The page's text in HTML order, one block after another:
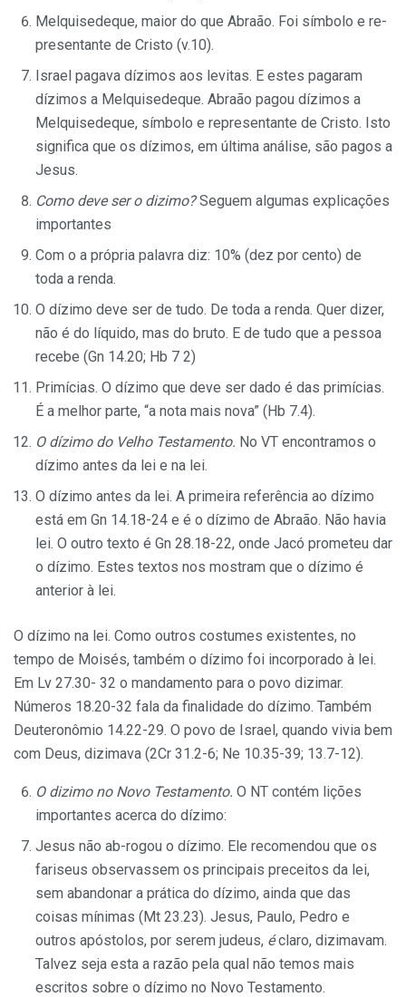
Melquisedeque, maior do que Abraão. Foi símbolo e re­
presentante de Cristo (v.10).
Israel pagava dízimos aos levitas. E estes pagaram
dízimos a Melquisedeque. Abraão pagou dízimos a
Melquisedeque, sím­bolo e representante de Cristo. Isto
significa que os dízimos, em última análise, são pagos a
Jesus.
Como deve ser o dizimo?Seguem algumas explicações
importantes
Com o a própria palavra diz: 10% (dez por cento) de
toda a renda.
O dízimo deve ser de tudo. De toda a renda. Quer dizer,
não é do líquido, mas do bruto. E de tudo que a pessoa
recebe (Gn 14.20; Hb 7 2)
Primícias. O dízimo que deve ser dado é das primícias.
É a melhor parte, “a nota mais nova” (Hb 7.4).
O dízimo do Velho Testamento. No VT encontramos o
dízimo antes da lei e na lei.
O dízimo antes da lei. A primeira referência ao dízimo
está em Gn 14.18-24 e é o dízimo de Abraão. Não havia
lei. O outro texto é Gn 28.18-22, onde Jacó prometeu dar
o dízimo. Estes tex­tos nos mostram que o dízimo é
anterior à lei.
O dízimo na lei. Como outros costumes existentes, no
tempo de Moisés, também o dízimo foi incorporado à lei.
Em Lv 27.30- 32 o mandamento para o povo dizimar.
Números 18.20-32 fala da finalidade do dízimo. Também
Deuteronômio 14.22-29. O povo de Israel, quando vivia bem
com Deus, dizimava (2Cr 31.2-6; Ne 10.35-39; 13.7-12).
O dizimo no Novo Testamento. O NT contém lições
impor­tantes acerca do dízimo:
Jesus não ab-rogou o dízimo. Ele recomendou que os
fariseus observassem os principais preceitos da lei,
sem abando­nar a prática do dízimo, ainda que das
coisas mínimas (Mt 23.23). Jesus, Paulo, Pedro e
outros apóstolos, por serem judeus, éclaro, dizimavam.
Talvez seja esta a razão pela qual não temos mais
escritos sobre o dízimo no Novo Testamento.